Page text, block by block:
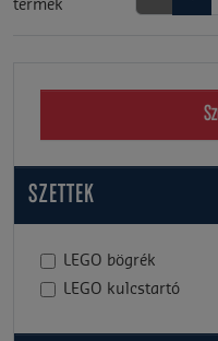
termék
SZETTEK
LEGO bögrék
LEGO kulcstartó